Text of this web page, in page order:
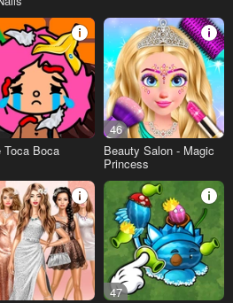
Toca Boca
46
Beauty Salon - Magic
Princess
47